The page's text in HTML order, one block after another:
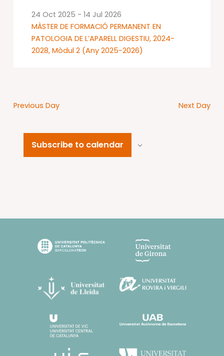
MÀSTER DE FORMACIÓ PERMANENT EN
PATOLOGIA DE L’APARELL DIGESTIU, 2024-
2028, Mòdul 2 (Any 2025-2026)
24 Oct 2025 - 14 Jul 2026
Previous Day Next Day
Subscribe to calendar